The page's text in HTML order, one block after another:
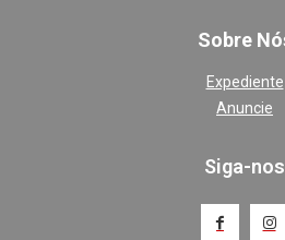
Sobre
Expediente
Anuncie
Siga-nos